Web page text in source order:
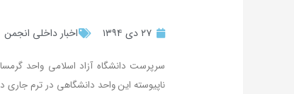
۲۷ دی ۱۳۹۴ اخبار داخلی انجمن
سرپرست دانشگاه آزاد اسلامی واحد
ناپیوسته این واحد دانشگاهی در ترم جاری در ۸۵ رشته تحصیلی از جمله جغرافیای سیاسی